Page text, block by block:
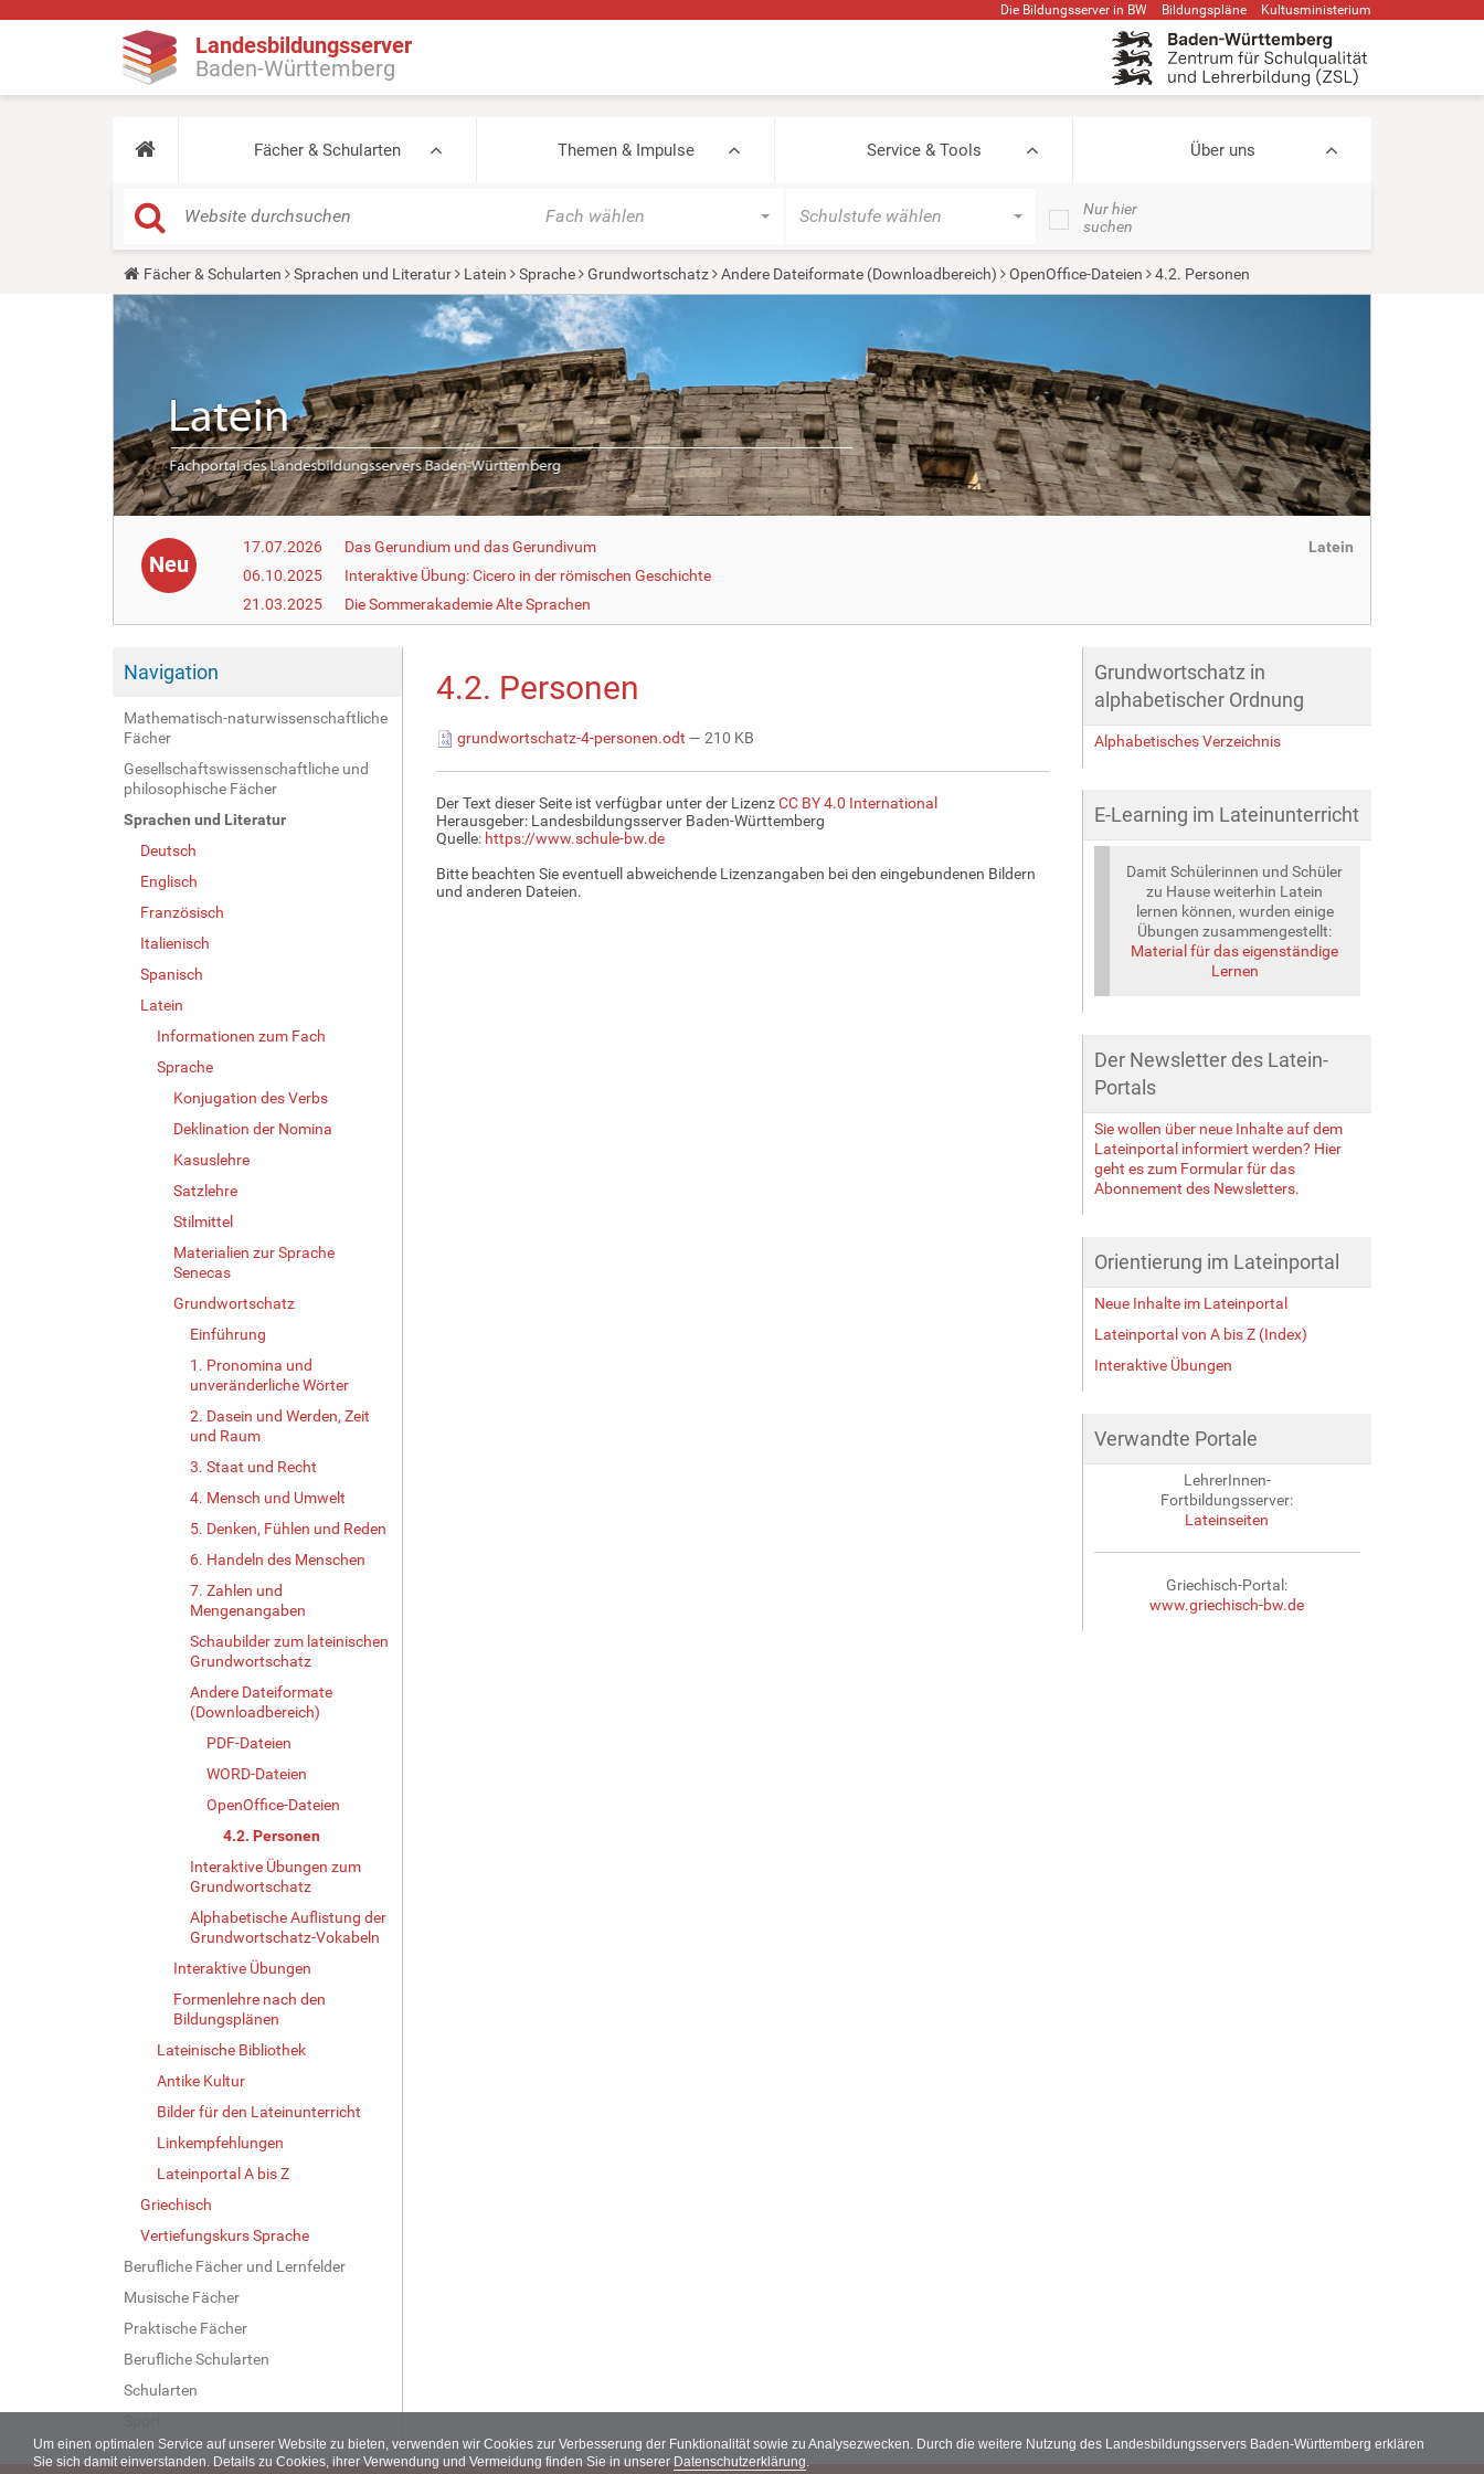
Um einen optimalen Service auf unserer Website zu bieten, verwenden wir Cookies zur Verbesserung der Funktionalität sowie zu Analysezwecken. Durch die weitere Nutzung des Landesbildungsservers Baden-Württemberg erklären
Sie sich damit einverstanden. Details zu Cookies, ihrer Verwendung und Vermeidung finden Sie in unserer Datenschutzerklärung.
Die Bildungsserver in BW Bildungspläne Kultusministerium
Landesbildungsserver
Baden-Württemberg
Fächer & Schularten Themen & Impulse Service & Tools Über uns
Fach wählen Schulstufe wählen
Nur hier
suchen
Y
o
u
a
e
:
Fächer & Schularten Sprachen und Literatur Latein Sprache Grundwortschatz Andere Dateiformate (Downloadbereich) OpenOffice-Dateien 4.2. Personen
Neu
17.07.2026
Das Gerundium und das Gerundivum
06.10.2025
Interaktive Übung: Cicero in der römischen Geschichte
21.03.2025
Die Sommerakademie Alte Sprachen
Latein
Navigation
Mathematisch-naturwissenschaftliche
Fächer
Gesellschaftswissenschaftliche und
philosophische Fächer
Sprachen und Literatur
Deutsch
Englisch
Französisch
Italienisch
Spanisch
Latein
Informationen zum Fach
Sprache
Konjugation des Verbs
Deklination der Nomina
Kasuslehre
Satzlehre
Stilmittel
Materialien zur Sprache
Senecas
Grundwortschatz
Einführung
1. Pronomina und
unveränderliche Wörter
2. Dasein und Werden, Zeit
und Raum
3. Staat und Recht
4. Mensch und Umwelt
5. Denken, Fühlen und Reden
6. Handeln des Menschen
7. Zahlen und
Mengenangaben
Schaubilder zum lateinischen
Grundwortschatz
Andere Dateiformate
(Downloadbereich)
PDF-Dateien
WORD-Dateien
OpenOffice-Dateien
4.2. Personen
Interaktive Übungen zum
Grundwortschatz
Alphabetische Auflistung der
Grundwortschatz-Vokabeln
Interaktive Übungen
Formenlehre nach den
Bildungsplänen
Lateinische Bibliothek
Antike Kultur
Bilder für den Lateinunterricht
Linkempfehlungen
Lateinportal A bis Z
Griechisch
Vertiefungskurs Sprache
Berufliche Fächer und Lernfelder
Musische Fächer
Praktische Fächer
Berufliche Schularten
Schularten
4.2. Personen
grundwortschatz-4-personen.odt — 210 KB
Der Text dieser Seite ist verfügbar unter der LizenzCC BY 4.0 International
Herausgeber: Landesbildungsserver Baden-Württemberg
Quelle: https://www.schule-bw.de
Bitte beachten Sie eventuell abweichende Lizenzangaben bei den eingebundenen Bildern
und anderen Dateien.
Grundwortschatz in
alphabetischer Ordnung
Alphabetisches Verzeichnis
E-Learning im Lateinunterricht
Damit Schülerinnen und Schüler
zu Hause weiterhin Latein
lernen können, wurden einige
Übungen zusammengestellt:
Material für das eigenständige
Lernen
Der Newsletter des Latein-
Portals
Sie wollen über neue Inhalte auf dem
Lateinportal informiert werden? Hier
geht es zum Formular für das
Abonnement des Newsletters.
Orientierung im Lateinportal
Neue Inhalte im Lateinportal
Lateinportal von A bis Z (Index)
Interaktive Übungen
Verwandte Portale
LehrerInnen-
Fortbildungsserver:
Lateinseiten
Griechisch-Portal:
www.griechisch-bw.de